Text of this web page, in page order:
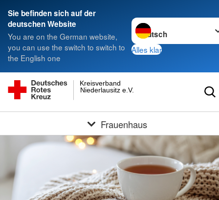
Sie befinden sich auf der
deutschen Website
You are on the German website,
you can use the switch to switch to
the English one
Sprache wechseln zu
Alles klar
Niederlausitz e.V.
Kreisverband
Frauenhaus